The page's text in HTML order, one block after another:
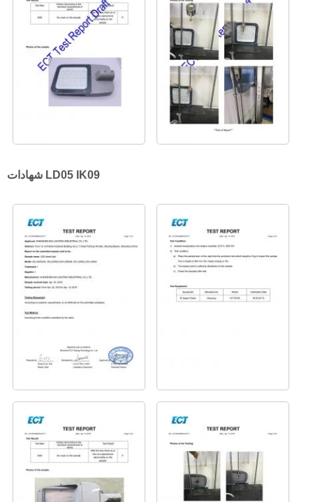
شهادات LD05 IK09